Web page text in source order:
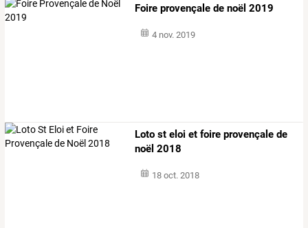
Foire provençale de noël 2019
4 nov. 2019
Loto st eloi et foire provençale de
noël 2018
18 oct. 2018